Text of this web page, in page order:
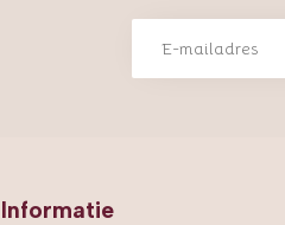
Informatie